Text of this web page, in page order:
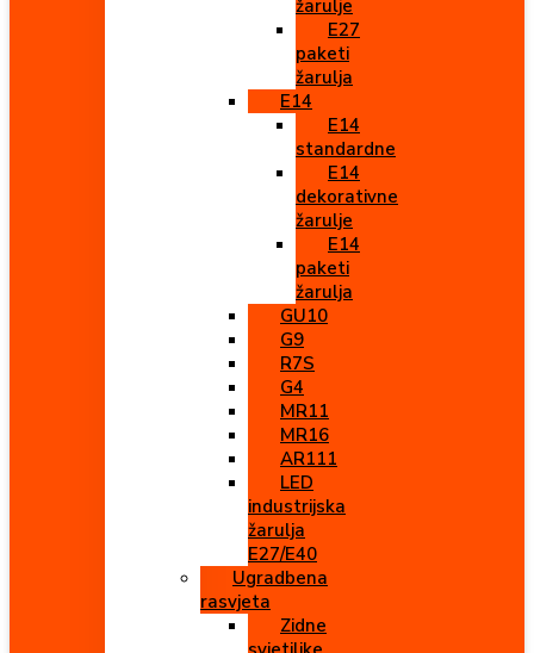
žarulje
E27
paketi
žarulja
E14
E14
standardne
E14
dekorativne
žarulje
E14
paketi
žarulja
GU10
G9
R7S
G4
MR11
MR16
AR111
LED
industrijska
žarulja
E27/E40
Ugradbena
rasvjeta
Zidne